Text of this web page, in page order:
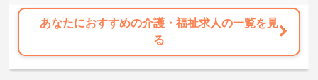
あなたにおすすめの介護・福祉求人の一覧を見
る